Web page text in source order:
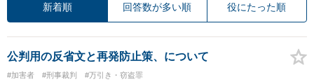
新着順 回答数が多い順 役にたった順
公判用の反省文と再発防止策、について
#加害者 #刑事裁判 #万引き・窃盗罪